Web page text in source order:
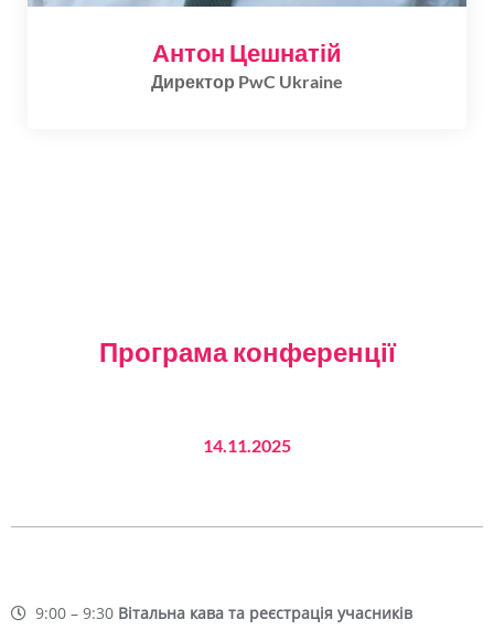
Антон Цешнатій
Директор PwC Ukraine
Програма конференції
14.11.2025
9:00 – 9:30 Вітальна кава та реєстрація учасників